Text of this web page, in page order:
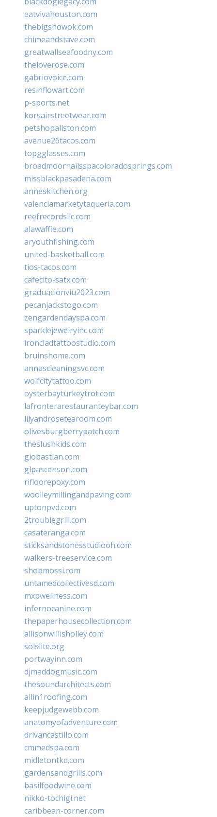
eatvivahouston.com
thebigshowok.com
chimeandstave.com
greatwallseafoodny.com
theloverose.com
gabriovoice.com
resinflowart.com
p-sports.net
korsairstreetwear.com
petshopallston.com
avenue26tacos.com
topgglasses.com
broadmoornailsspacoloradosprings.com
missblackpasadena.com
anneskitchen.org
valenciamarketytaqueria.com
reefrecordsllc.com
alawaffle.com
aryouthfishing.com
united-basketball.com
tios-tacos.com
cafecito-satx.com
graduacionviu2023.com
pecanjackstogo.com
zengardendayspa.com
sparklejewelryinc.com
ironcladtattoostudio.com
bruinshome.com
annascleaningsvc.com
wolfcitytattoo.com
oysterbayturkeytrot.com
lafronterarestauranteybar.com
lilyandrosetearoom.com
olivesburgberrypatch.com
theslushkids.com
giobastian.com
glpascensori.com
rifloorepoxy.com
woolleymillingandpaving.com
uptonpvd.com
2troublegrill.com
casateranga.com
sticksandstonesstudiooh.com
walkers-treeservice.com
shopmossi.com
untamedcollectivesd.com
mxpwellness.com
infernocanine.com
thepaperhousecollection.com
allisonwillisholley.com
solslite.org
portwayinn.com
djmaddogmusic.com
thesoundarchitects.com
allin1roofing.com
keepjudgewebb.com
anatomyofadventure.com
drivancastillo.com
cmmedspa.com
midletontkd.com
gardensandgrills.com
basilfoodwine.com
nikko-tochigi.net
caribbean-corner.com